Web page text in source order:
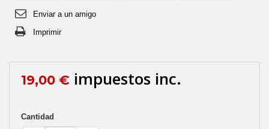
Enviar a un amigo
Imprimir
19,00 € impuestos inc.
Cantidad